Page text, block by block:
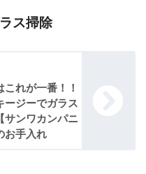
ス掃除
これが一番！！
ージーでガラス
ンワカンパニ
お手入れ